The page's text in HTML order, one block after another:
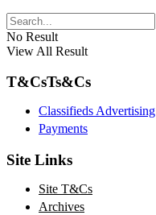
No Result
View All Result
T&CsTs&Cs
Classifieds Advertising
Payments
Site Links
Site T&Cs
Archives